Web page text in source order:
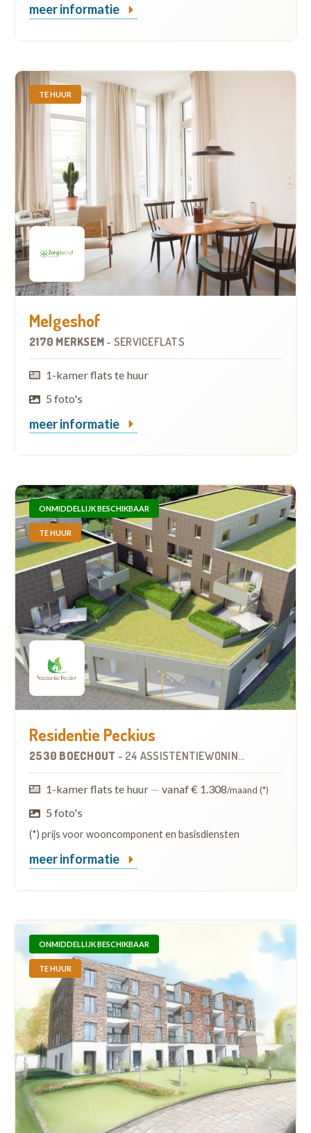
meer informatie
TE HUUR
Melgeshof
2170 MERKSEM - SERVICEFLATS
1-kamer flats te huur
5 foto's
meer informatie
ONMIDDELLIJK BESCHIKBAAR
TE HUUR
Residentie Peckius
2530 BOECHOUT - 24 ASSISTENTIEWONINGEN
1-kamer flats te huur — vanaf € 1.308/maand (*)
5 foto's
(*) prijs voor wooncomponent en basisdiensten
meer informatie
ONMIDDELLIJK BESCHIKBAAR
TE HUUR